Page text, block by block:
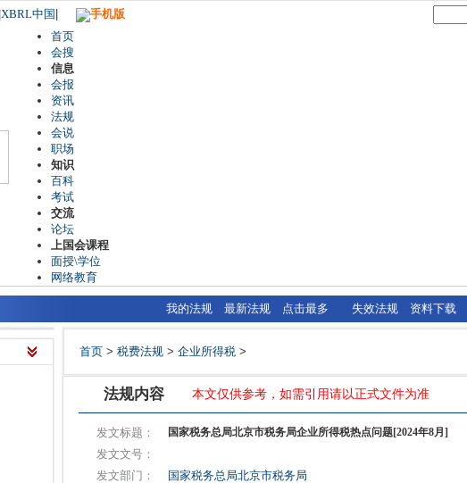
XBRL中国
手机版
首页
会搜
信息
会报
资讯
法规
会说
职场
知识
百科
考试
交流
论坛
上国会课程
面授\学位
网络教育
我的法规 最新法规 点击最多 失效法规 资料下载
首页 > 税费法规 > 企业所得税 >
法规内容 本文仅供参考，如需引用请以正式文件为准
发文标题： 国家税务总局北京市税务局企业所得税热点问题[2024年8月]
发文文号：
发文部门：
国家税务总局北京市税务局